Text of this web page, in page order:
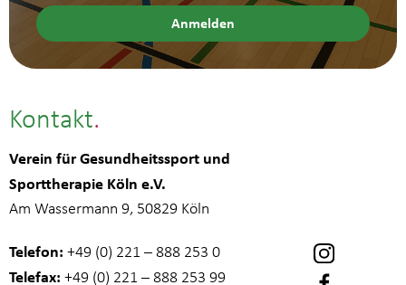
Kontakt
Verein für Gesundheitssport und
Sporttherapie Köln e.V.
Am Wassermann 9, 50829 Köln
Telefon: +49 (0) 221 – 888 253 0
Telefax: +49 (0) 221 – 888 253 99